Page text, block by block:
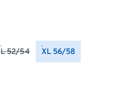
L 52/54 XL 56/58